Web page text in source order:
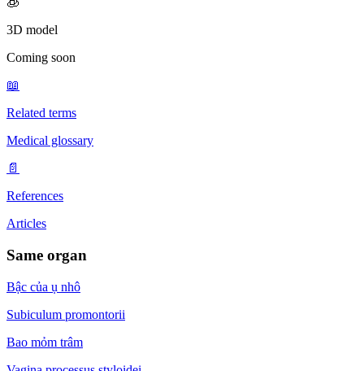
3D model
Coming soon
📖
Related terms
Medical glossary
📄
References
Articles
Same organ
Bậc của ụ nhô
Subiculum promontorii
Bao mỏm trâm